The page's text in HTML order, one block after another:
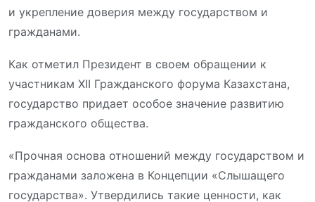
и укрепление доверия между государством и
гражданами.
Как отметил Президент в своем обращении к
участникам XII Гражданского форума Казахстана,
государство придает особое значение развитию
гражданского общества.
«Прочная основа отношений между государством и
гражданами заложена в Концепции «Слышащего
государства». Утвердились такие ценности, как